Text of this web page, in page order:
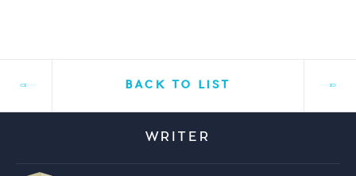
BACK TO LIST
WRITER